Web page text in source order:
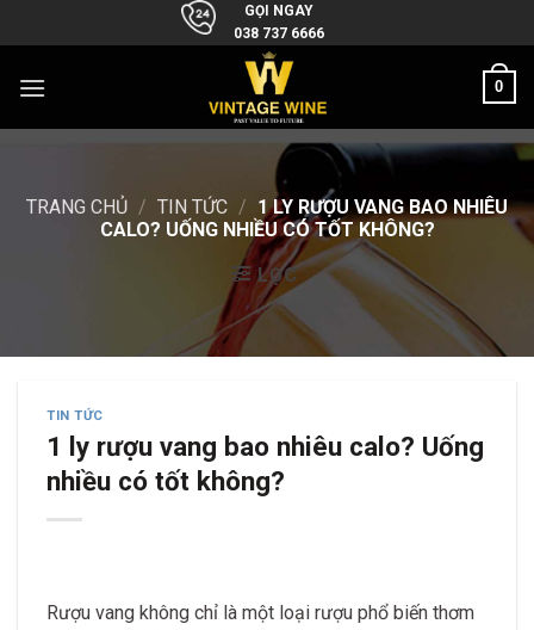
to
GỌI NGAY
038 737 6666
0
TRANG CHỦ / TIN TỨC / 1 LY RƯỢU VANG BAO NHIÊU
CALO? UỐNG NHIỀU CÓ TỐT KHÔNG?
LỌC
TIN TỨC
1 ly rượu vang bao nhiêu calo? Uống
nhiều có tốt không?
Rượu vang không chỉ là một loại rượu phổ biến thơm